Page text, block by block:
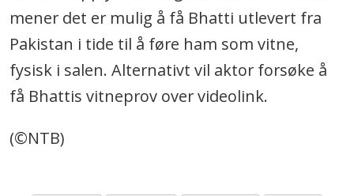
mener det er mulig å få Bhatti utlevert fra
Pakistan i tide til å føre ham som vitne,
fysisk i salen. Alternativt vil aktor forsøke å
få Bhattis vitneprov over videolink.
(©NTB)